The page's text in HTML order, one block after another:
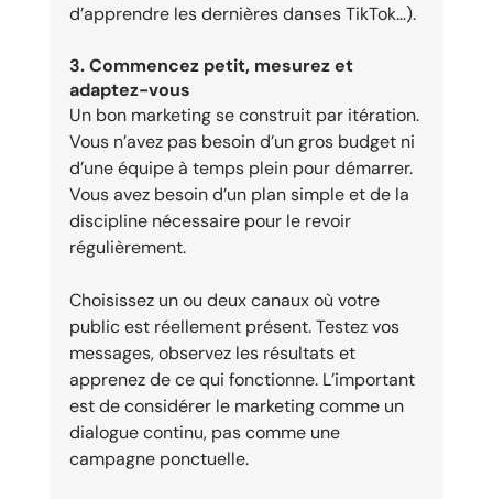
d’apprendre les dernières danses TikTok…).
3. Commencez petit, mesurez et
adaptez-vous
Un bon marketing se construit par itération.
Vous n’avez pas besoin d’un gros budget ni
d’une équipe à temps plein pour démarrer.
Vous avez besoin d’un plan simple et de la
discipline nécessaire pour le revoir
régulièrement.
Choisissez un ou deux canaux où votre
public est réellement présent. Testez vos
messages, observez les résultats et
apprenez de ce qui fonctionne. L’important
est de considérer le marketing comme un
dialogue continu, pas comme une
campagne ponctuelle.